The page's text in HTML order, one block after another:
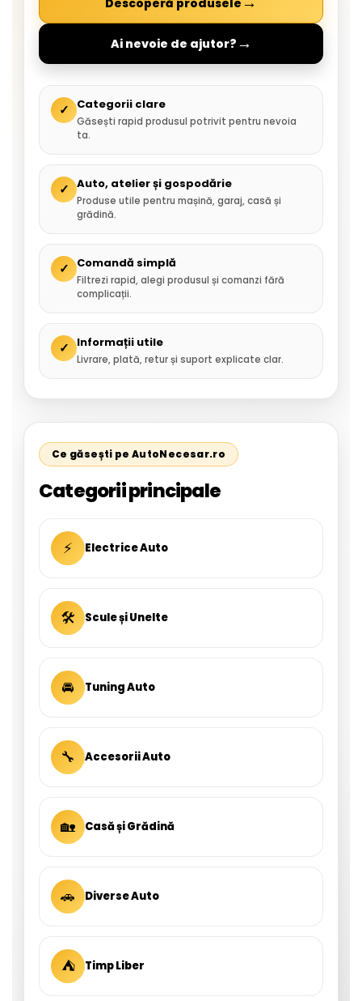
Ai nevoie de ajutor? →
✓ Categorii clare
Găsești rapid produsul potrivit pentru nevoia
ta.
✓ Auto, atelier și gospodărie
Produse utile pentru mașină, garaj, casă și
grădină.
✓ Comandă simplă
Filtrezi rapid, alegi produsul și comanzi fără
complicații.
✓ Informații utile
Livrare, plată, retur și suport explicate clar.
Ce găsești pe AutoNecesar.ro
Categorii principale
⚡ Electrice Auto
🛠 Scule și Unelte
🚘 Tuning Auto
🔧 Accesorii Auto
🏡 Casă și Grădină
🚗 Diverse Auto
⛺ Timp Liber